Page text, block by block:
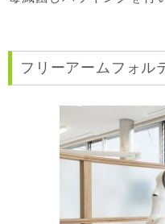
フリーアームフォル